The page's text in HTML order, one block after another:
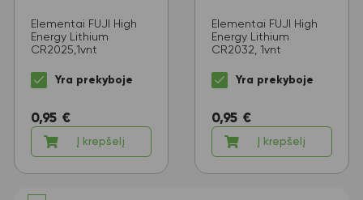
Elementai FUJI High
Energy Lithium
CR2025,1vnt
Yra prekyboje
0,95 €
Į krepšelį
Elementai FUJI High
Energy Lithium
CR2032, 1vnt
Yra prekyboje
0,95 €
Į krepšelį